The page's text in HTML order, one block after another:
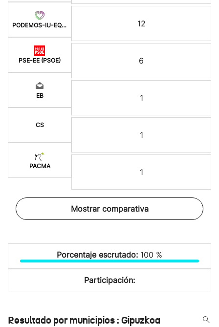
PODEMOS-IU-EQUO BERD
PSE-EE (PSOE)
EB
CS
PACMA
12
6
1
1
1
Mostrar comparativa
Porcentaje escrutado: 100 %
Participación:
Resultado por municipios : Gipuzkoa